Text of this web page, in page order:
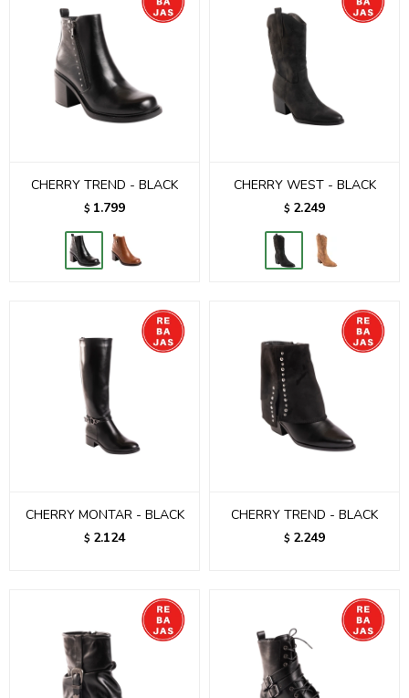
CHERRY TREND - BLACK
$ 1.799
CHERRY WEST - BLACK
$ 2.249
CHERRY MONTAR - BLACK
$ 2.124
CHERRY TREND - BLACK
$ 2.249